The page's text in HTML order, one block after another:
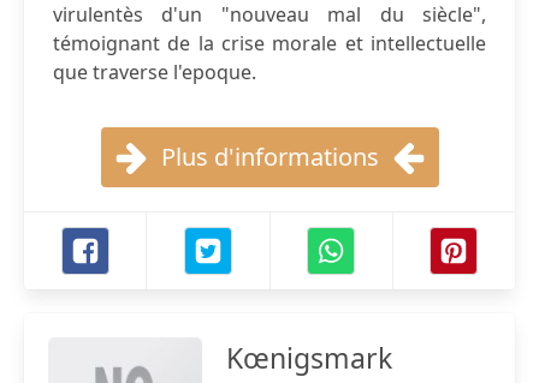
virulentès d'un "nouveau mal du siècle",
témoignant de la crise morale et intellectuelle
que traverse l'epoque.
Plus d'informations
Kœnigsmark